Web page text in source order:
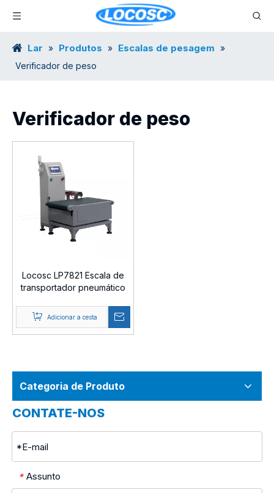
Lar » Produtos » Escalas de pesagem »
Verificador de peso
Verificador de peso
Locosc LP7821 Escala de
transportador pneumático
Adicionar a cesta
Categoria de Produto
CONTATE-NOS
* Assunto